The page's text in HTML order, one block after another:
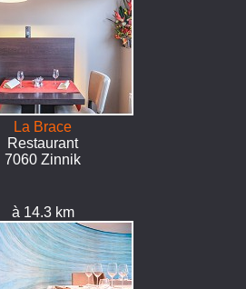
La Brace
Restaurant
7060 Zinnik
à 14.3 km